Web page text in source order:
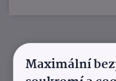
Maximální